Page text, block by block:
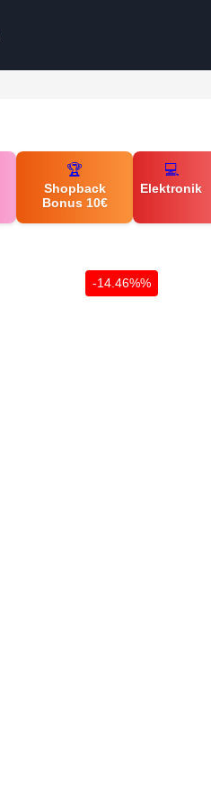
🏆
Shopback
Bonus 10€
💻
Elektronik
-14.46%%